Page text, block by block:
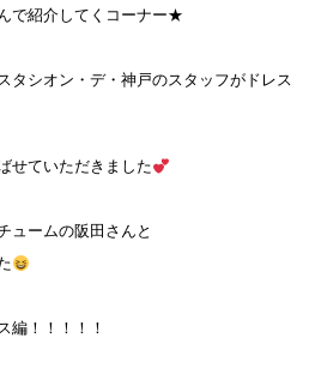
で紹介してくコーナー★
タシオン・デ・神戸のスタッフがドレス
せていただきました
ュームの阪田さんと
編！！！！！